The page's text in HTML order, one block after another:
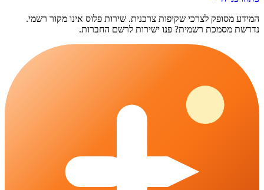
המידע מסופק לצרכי שקיפות צרכנית. שירות פלוס אינו מקור רשמי.
נדרשת מסמכת רשמית? פנו ישירות לרשם החברות.